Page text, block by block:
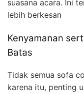
suasana acara. Ini
lebih berkesan
Kenyamanan
Batas
Tidak semua sofa
karena itu, penting